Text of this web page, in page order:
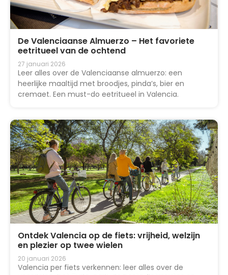
De Valenciaanse Almuerzo – Het favoriete
eetritueel van de ochtend
27 januari 2026
Leer alles over de Valenciaanse almuerzo: een
heerlijke maaltijd met broodjes, pinda’s, bier en
cremaet. Een must-do eetritueel in Valencia.
Ontdek Valencia op de fiets: vrijheid, welzijn
en plezier op twee wielen
20 januari 2026
Valencia per fiets verkennen: leer alles over de